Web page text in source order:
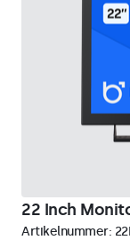
22 Inch
Artikelnummer: